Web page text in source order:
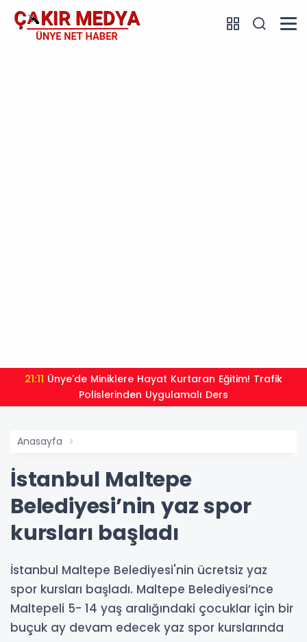
21:11
Polislerinden Uygulamalı Ders
Anasayfa
İstanbul Maltepe
Belediyesi’nin yaz spor
kursları başladı
İstanbul Maltepe Belediyesi'nin ücretsiz yaz
spor kursları başladı. Maltepe Belediyesi’nce
Maltepeli 5- 14 yaş aralığındaki çocuklar için bir
buçuk ay devam edecek yaz spor kurslarında